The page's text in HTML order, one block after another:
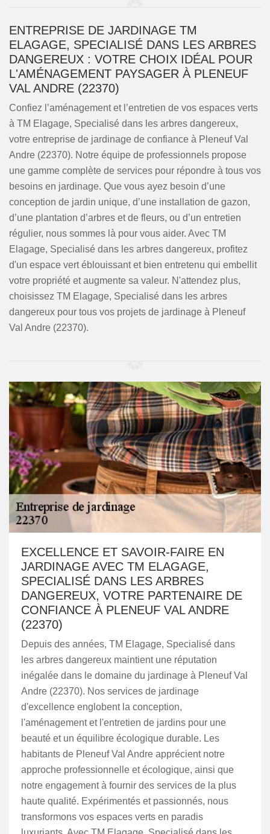
ENTREPRISE DE JARDINAGE TM
ELAGAGE, SPECIALISÉ DANS LES ARBRES
DANGEREUX : VOTRE CHOIX IDÉAL POUR
L'AMÉNAGEMENT PAYSAGER À PLENEUF
VAL ANDRE (22370)
Confiez l’aménagement et l’entretien de vos espaces verts
à TM Elagage, Specialisé dans les arbres dangereux,
votre entreprise de jardinage de confiance à Pleneuf Val
Andre (22370). Notre équipe de professionnels propose
une gamme complète de services pour répondre à tous vos
besoins en jardinage. Que vous ayez besoin d’une
conception de jardin unique, d’une installation de gazon,
d’une plantation d’arbres et de fleurs, ou d’un entretien
régulier, nous sommes là pour vous aider. Avec TM
Elagage, Specialisé dans les arbres dangereux, profitez
d'un espace vert éblouissant et bien entretenu qui embellit
votre propriété et augmente sa valeur. N'attendez plus,
choisissez TM Elagage, Specialisé dans les arbres
dangereux pour tous vos projets de jardinage à Pleneuf
Val Andre (22370).
EXCELLENCE ET SAVOIR-FAIRE EN
JARDINAGE AVEC TM ELAGAGE,
SPECIALISÉ DANS LES ARBRES
DANGEREUX, VOTRE PARTENAIRE DE
CONFIANCE À PLENEUF VAL ANDRE
(22370)
Depuis des années, TM Elagage, Specialisé dans
les arbres dangereux maintient une réputation
inégalée dans le domaine du jardinage à Pleneuf Val
Andre (22370). Nos services de jardinage
d'excellence englobent la conception,
l'aménagement et l'entretien de jardins pour une
beauté et un équilibre écologique durable. Les
habitants de Pleneuf Val Andre apprécient notre
approche professionnelle et écologique, ainsi que
notre engagement à fournir des services de la plus
haute qualité. Expérimentés et passionnés, nous
transformons vos espaces verts en paradis